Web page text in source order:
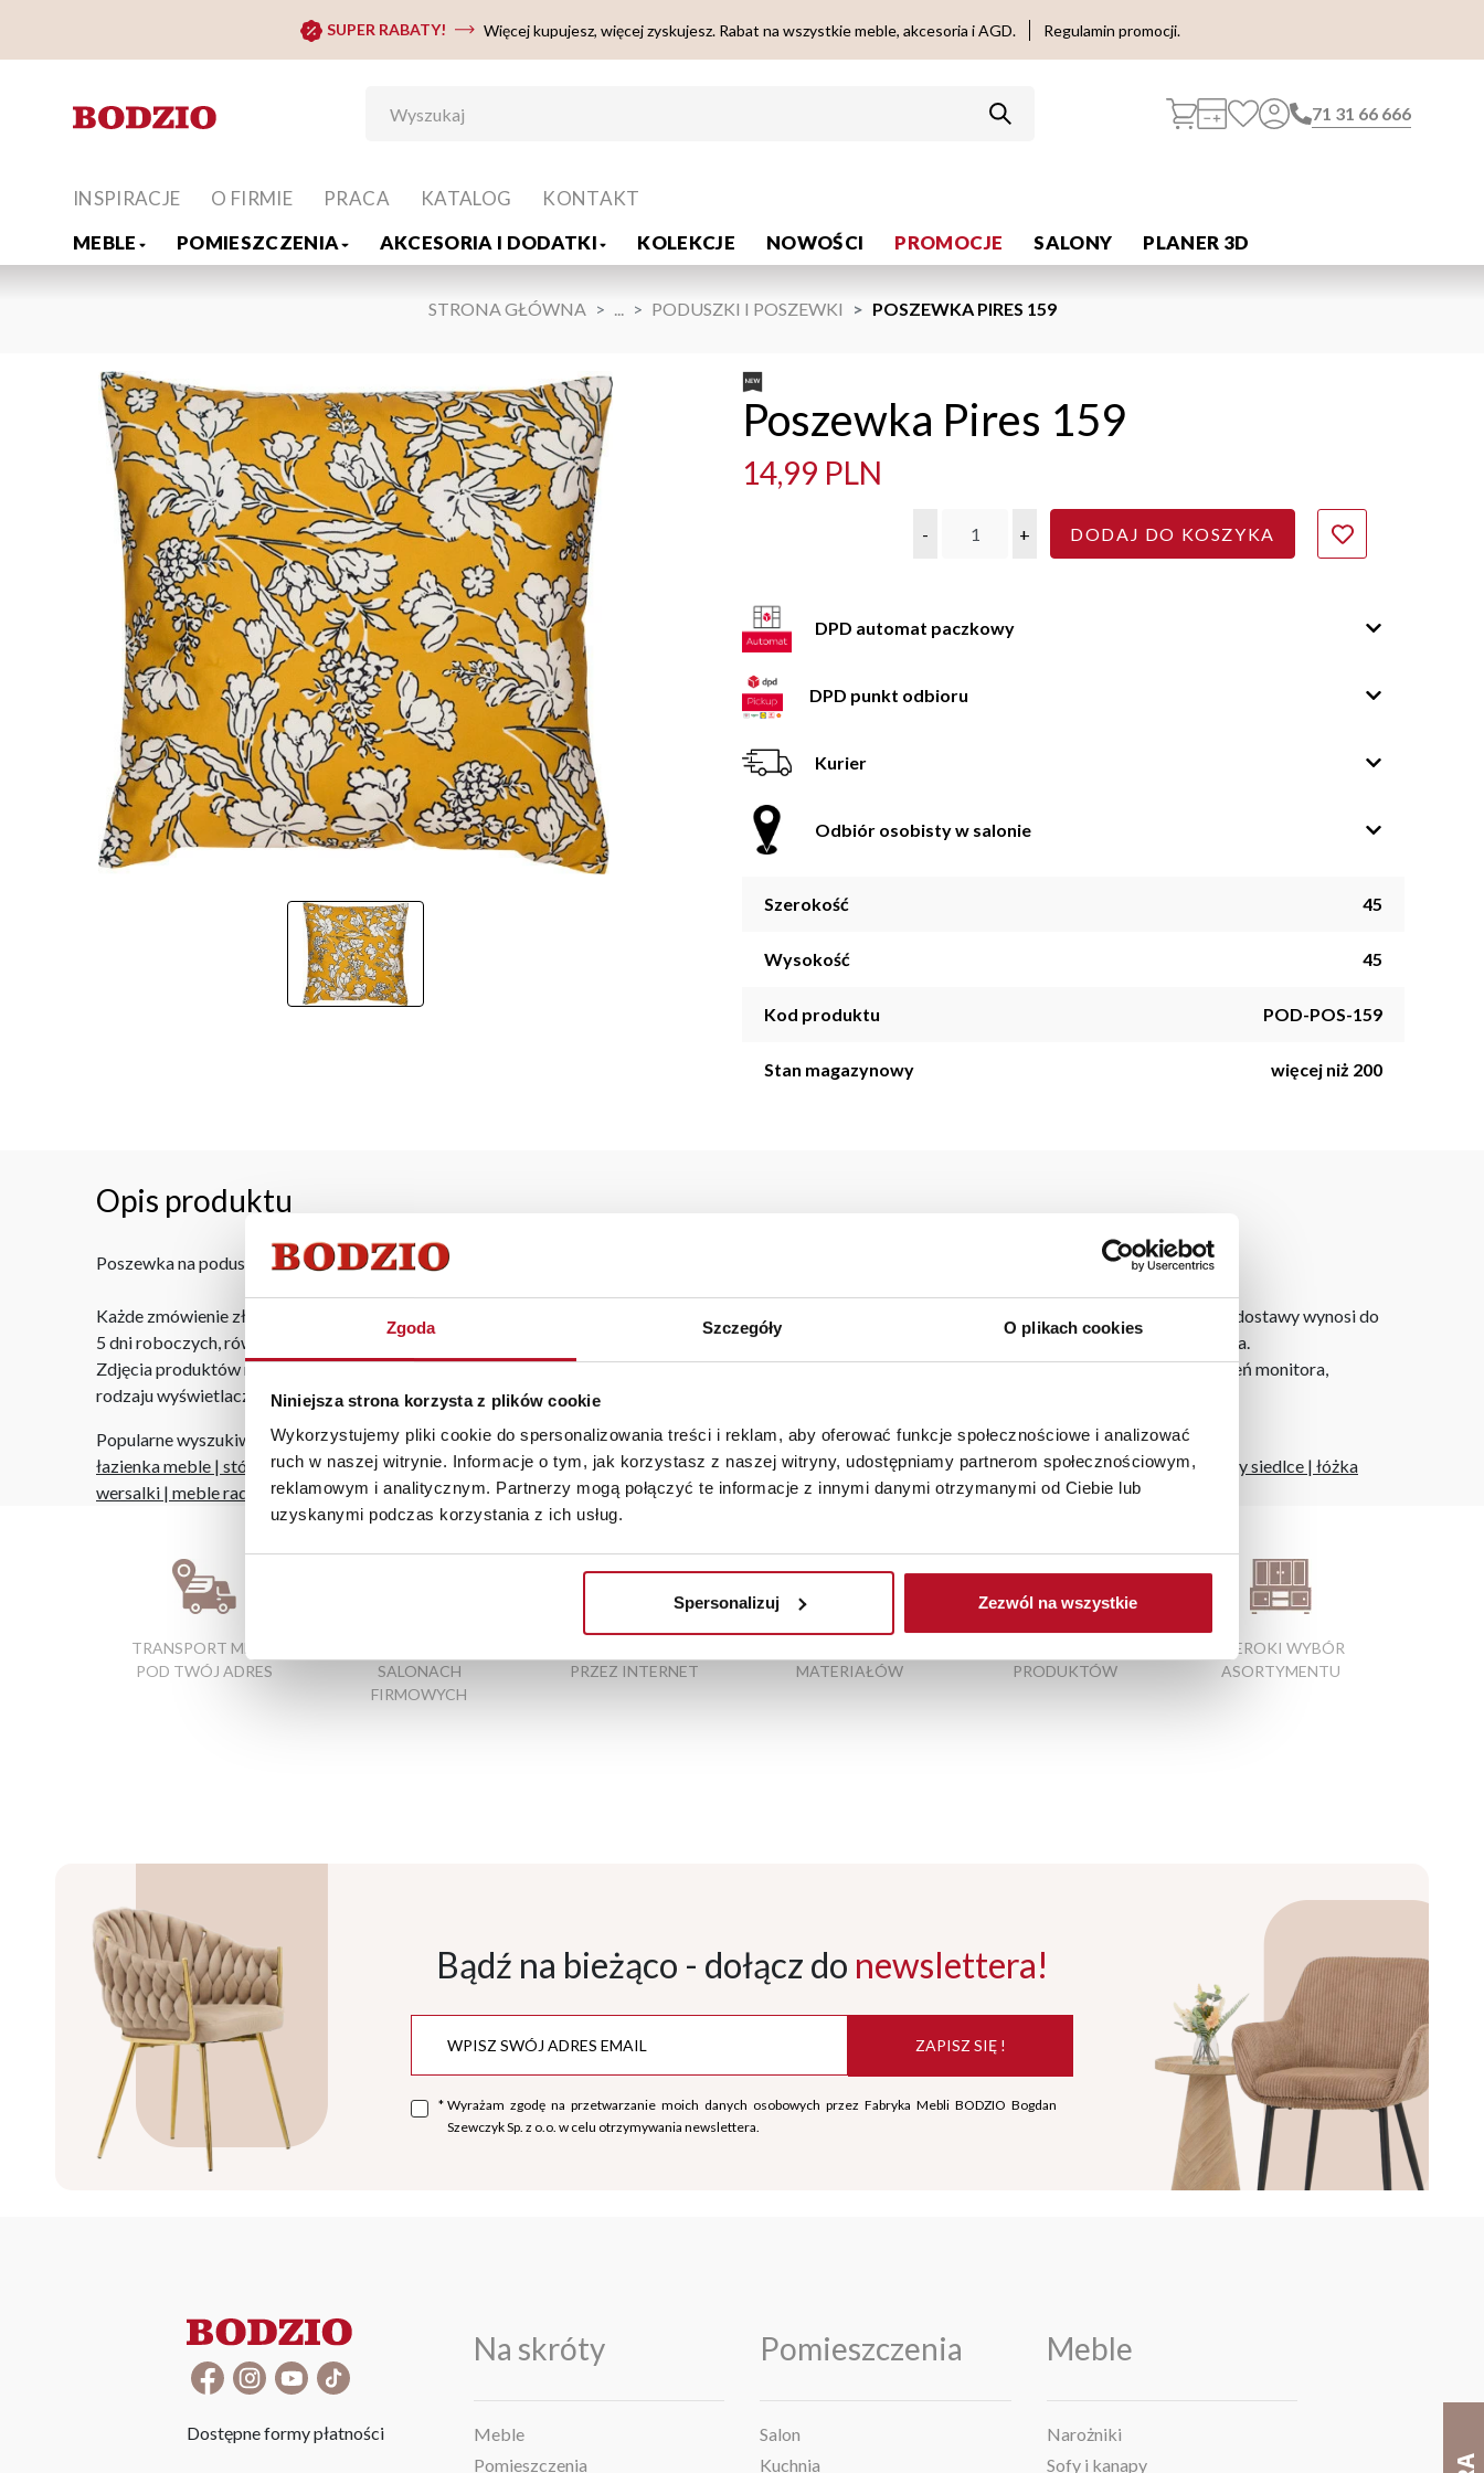
Zgoda Szczegóły O plikach cookies
Niniejsza strona korzysta z plików cookie
Wykorzystujemy pliki cookie do spersonalizowania treści i reklam, aby oferować funkcje społecznościowe i analizować
ruch w naszej witrynie. Informacje o tym, jak korzystasz z naszej witryny, udostępniamy partnerom społecznościowym,
reklamowym i analitycznym. Partnerzy mogą połączyć te informacje z innymi danymi otrzymanymi od Ciebie lub
uzyskanymi podczas korzystania z ich usług.
Spersonalizuj Zezwól na wszystkie
SUPER RABATY! Więcej kupujesz, więcej zyskujesz. Rabat na wszystkie meble, akcesoria i AGD. Regulamin promocji.
71 31 66 666
MEBLE POMIESZCZENIA AKCESORIA I DODATKI KOLEKCJE NOWOŚCI PROMOCJE SALONY PLANER 3D
INSPIRACJE O FIRMIE PRACA KATALOG KONTAKT
STRONA GŁÓWNA ... PODUSZKI I POSZEWKI POSZEWKA PIRES 159
Poszewka Pires 159
14,99 PLN
- + DODAJ DO KOSZYKA
DPD automat paczkowy
DPD punkt odbioru
Kurier
Odbiór osobisty w salonie
Szerokość 45
Wysokość 45
Kod produktu POD-POS-159
Stan magazynowy więcej niż 200
Opis produktu
Poszewka na poduszkę Pires z wielokolorowym wzorem- wym. 45x45cm.
Każde zmówienie złożone w sklepie stacjonarnym dostarczymy do 3 dni roboczych na terenie całej Polski. W przypadku zamówień internetowych czas dostawy wynosi do
5 dni roboczych, również na terenie całego kraju. Wszystkie zamówienia powyżej 1000 zł dostarczamy gratis niezależnie od miejsca złożenia zamówienia.
Zdjęcia produktów mają charakter poglądowy. Rzeczywiste kolory i struktura materiałów mogą różnić się od widocznych na ekranie, zależnie od ustawień monitora,
rodzaju wyświetlacza i oświetlenia.
Popularne wyszukiwania:
łazienka meble | stół kuchenny |narożniki szczecin|fotele jednoosobowe do spania |szafka na buty biała|regał biały|sklepy meblowe|sklep meblowy siedlce | łóżka
wersalki | meble radomsko
TRANSPORT MEBLI
POD TWÓJ ADRES
SALONACH
FIRMOWYCH
PRZEZ INTERNET
MATERIAŁÓW
PRODUKTÓW
SZEROKI WYBÓR
ASORTYMENTU
Bądź na bieżąco - dołącz do newslettera!
ZAPISZ SIĘ !
* Wyrażam zgodę na przetwarzanie moich danych osobowych przez Fabryka Mebli BODZIO Bogdan
Szewczyk Sp. z o.o. w celu otrzymywania newslettera.
Dostępne formy płatności
Na skróty
Meble
Pomieszczenia
Pomieszczenia
Salon
Kuchnia
Meble
Narożniki
Sofy i kanapy